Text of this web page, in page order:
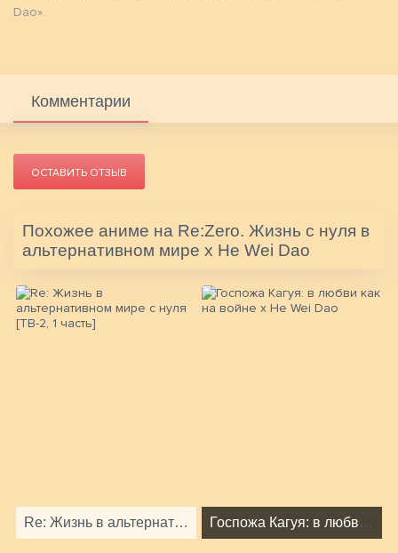
Dao».
Комментарии
ОСТАВИТЬ ОТЗЫВ
Похожее аниме на Re:Zero. Жизнь с нуля в
альтернативном мире x He Wei Dao
Re: Жизнь в альтернативном мире с нуля [ТВ-2, 1 часть] Госпожа Кагуя: в любви как на войне x He Wei Dao